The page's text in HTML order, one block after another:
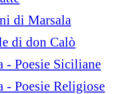
di Marsala
di don Calò
- Poesie Siciliane
- Poesie Religiose